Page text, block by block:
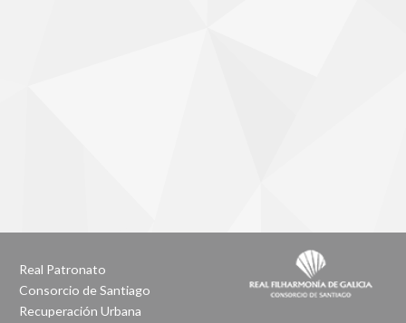
Real Patronato
Consorcio de Santiago
Recuperación Urbana